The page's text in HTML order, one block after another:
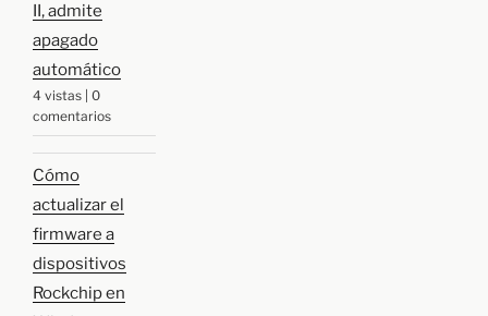
II, admite
apagado
automático
4 vistas 0
comentarios
Cómo
actualizar el
firmware a
dispositivos
Rockchip en